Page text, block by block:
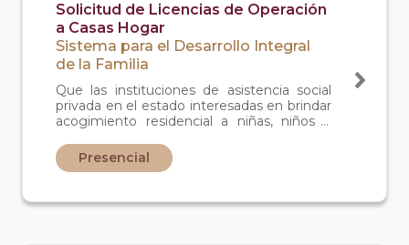
Solicitud de Licencias de Operación
a Casas Hogar
Sistema para el Desarrollo Integral
de la Familia
Que las instituciones de asistencia social
privada en el estado interesadas en brindar
acogimiento residencial a niñas, niños y
cuenten con licencia de operación
expedida por la Procuraduría de protección
estado de Baja California, para su operación
Presencial